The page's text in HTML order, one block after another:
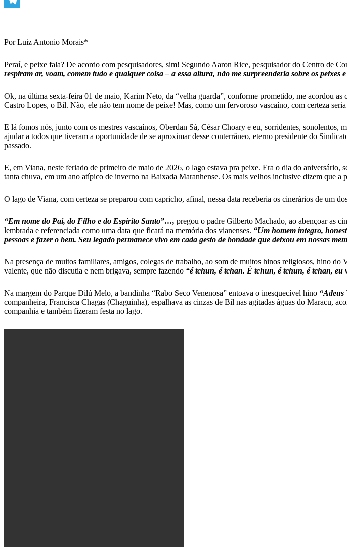
Por Luiz Antonio Morais*
Peraí, e peixe fala? De acordo com pesquisadores, sim! Segundo Aaron Rice, pesquisador do Centro de
respiram ar, voam, comem tudo e qualquer coisa – a essa altura, não me surpreenderia sobre os peixes
Ok, na última sexta-feira 01 de maio, Karim Neto, da “velha guarda”, conforme prometido, me acordou
Castro Lopes, o Bil. Não, ele não tem nome de peixe! Mas, como um fervoroso vascaíno, com certeza
E lá fomos nós, junto com os mestres vascaínos, Oberdan Sá, César Choary e eu, sorridentes,
ajudar a todos que tiveram a oportunidade de se aproximar desse conterrâneo, eterno presidente do
passado.
E, em Viana, neste feriado de primeiro de maio de 2026, o lago estava pra peixe. Era o dia do aniversário,
tanta chuva, em um ano atípico de inverno na Baixada Maranhense. Os mais velhos inclusive dizem que
O lago de Viana, com certeza se preparou com capricho, afinal, nessa data receberia os cinerários de um
“Em nome do Pai, do Filho e do Espírito Santo”…, pregou o padre Gilberto Machado, ao abençoar as
lembrada e referenciada como uma data que ficará na memória dos vianenses. “Um homem íntegro,
pessoas e fazer o bem. Seu legado permanece vivo em cada gesto de bondade que deixou em nossas
Na presença de muitos familiares, amigos, colegas de trabalho, ao som de muitos hinos religiosos, hino
valente, que não discutia e nem brigava, sempre fazendo “é tchun, é tchan. É tchun, é tchun, é tchan, eu
Na margem do Parque Dilú Melo, a bandinha “Rabo Seco Venenosa” entoava o inesquecível hino “Adeus
companheira, Francisca Chagas (Chaguinha), espalhava as cinzas de Bil nas agitadas águas do Maracu,
companhia e também fizeram festa no lago.